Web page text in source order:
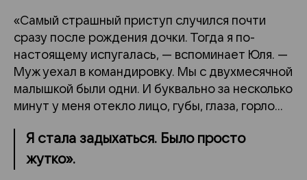
«Самый страшный приступ случился почти
сразу после рождения дочки. Тогда я по-
настоящему испугалась, — вспоминает Юля. —
Муж уехал в командировку. Мы с двухмесячной
малышкой были одни. И буквально за несколько
минут у меня отекло лицо, губы, глаза, горло…
Я стала задыхаться. Было просто
жутко».